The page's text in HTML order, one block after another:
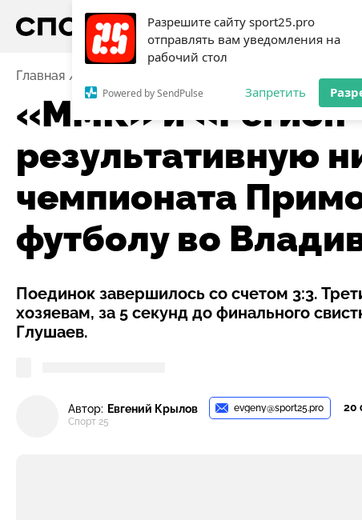
Разрешите сайту sport25.pro
отправлять вам уведомления на
рабочий стол
Powered by SendPulse Запретить
Главная «ММК» и «Регион-25»
«ММК» и
результативную
чемпионата
футболу во
Поединок завершилось со счетом 3:3.
хозяевам, за 5 секунд до финального
Глушаев.
Автор: Евгений Крылов
Спорт 25
evgeny@sport25.pro 20